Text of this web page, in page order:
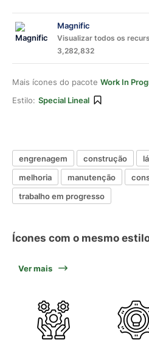
Magnific
Visualizar todos os
3,282,832
Mais ícones do pacote Work In
Estilo: Special Lineal
engrenagem construção
melhoria
manutenção
trabalho em progresso
Ícones com o mesmo
Ver mais